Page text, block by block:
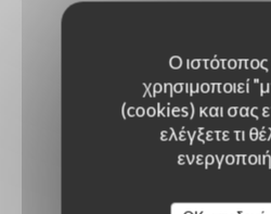
Ο
χρησιμοποιεί
(cookies) και σας
ελέγξετε τι